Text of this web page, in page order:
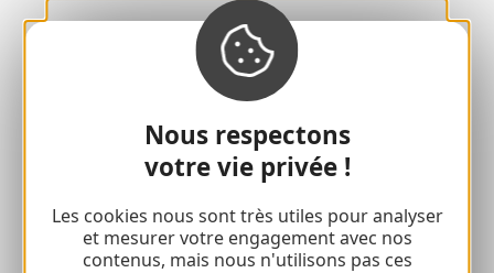
Nous respectons
votre vie privée !
Les cookies nous sont très utiles pour analyser
et mesurer votre engagement avec nos
contenus, mais nous n'utilisons pas ces
Pausas deportivas
100% Club Gaillard
Brive 100% Evento
Fototeca
Sala de prensa